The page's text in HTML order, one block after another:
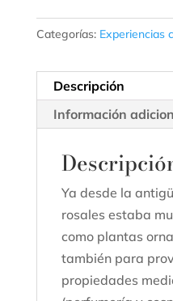
Categorías: Experiencias
Descripción
Información
Ya desde la
rosales estaba
como plantas
también para
propiedades